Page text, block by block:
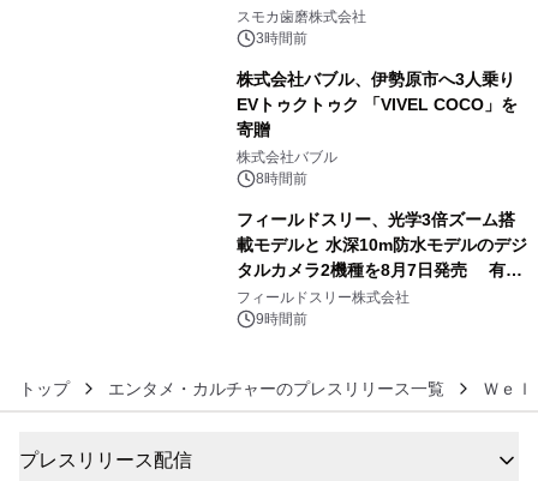
始！
スモカ歯磨株式会社
3時間前
株式会社バブル、伊勢原市へ3人乗り
EVトゥクトゥク 「VIVEL COCO」を
寄贈
株式会社バブル
8時間前
フィールドスリー、光学3倍ズーム搭
載モデルと 水深10m防水モデルのデジ
タルカメラ2機種を8月7日発売 有効
約1300万画素、用途別に選べるコンデ
ジ新登場
フィールドスリー株式会社
9時間前
トップ エンタメ・カルチャーのプレスリリース一覧 Ｗｅ
プレスリリース配信